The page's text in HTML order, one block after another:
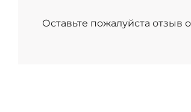
Оставьте пожалуйста отзыв